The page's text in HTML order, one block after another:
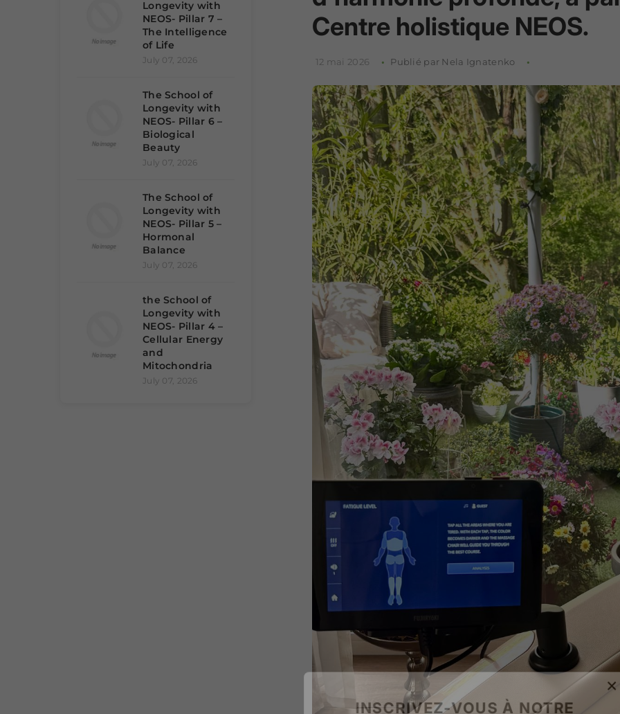
INSCRIVEZ-VOUS À NOTRE
Centre holistique NEOS.
12 mai 2026 Publié par Nela Ignatenko
Longevity with
NEOS- Pillar 7 –
The Intelligence
of Life
July 07, 2026
The School of
Longevity with
NEOS- Pillar 6 –
Biological
Beauty
July 07, 2026
The School of
Longevity with
NEOS- Pillar 5 –
Hormonal
Balance
July 07, 2026
the School of
Longevity with
NEOS- Pillar 4 –
Cellular Energy
and
Mitochondria
July 07, 2026